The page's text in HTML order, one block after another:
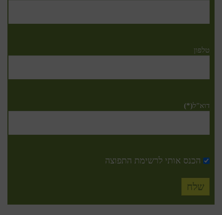
טלפון
דוא”ל(*)
הכנס אותי לרשימת התפוצה